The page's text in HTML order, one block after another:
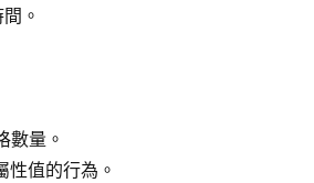
。
量。
值的行為。